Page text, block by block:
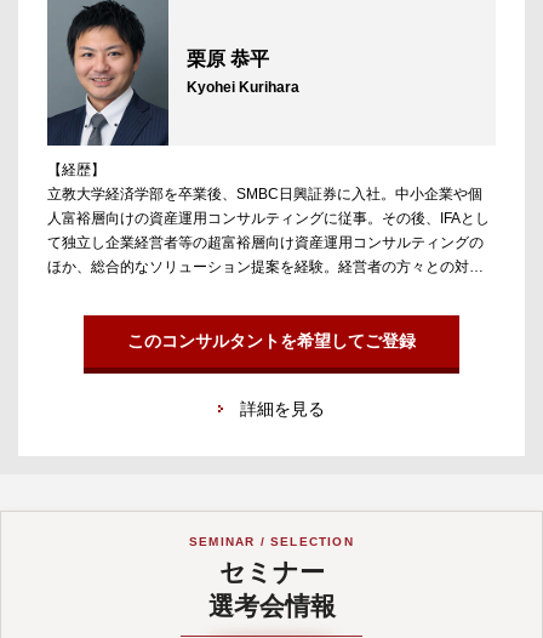
栗原 恭平
Kyohei Kurihara
【経歴】
立教大学経済学部を卒業後、SMBC日興証券に入社。中小企業や個
人富裕層向けの資産運用コンサルティングに従事。その後、IFAとし
て独立し企業経営者等の超富裕層向け資産運用コンサルティングの
ほか、総合的なソリューション提案を経験。経営者の方々との対話
材紹介エージェントとして活動を開始。2025年よりアンテロープに
金融領域を中心に担当。銀行・証券・保険・アセットマネジメント
の支援実績も数多くあり、幅広い方々の転職を支援している。
・日系大手金融グループ→日系大手損害保険会社
・大手通信会社→日系大手銀行
このコンサルタントを希望してご登録
詳細を見る
SEMINAR / SELECTION
セミナー
選考会情報